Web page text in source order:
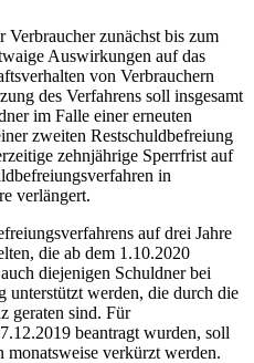
zunächst bis zum
Auswirkungen auf das
von Verbrauchern
des Verfahrens soll insgesamt
im Falle einer erneuten
zweiten Restschuldbefreiung
zehnjährige Sperrfrist auf
in
verlängert.
auf drei Jahre
die ab dem 1.10.2020
diejenigen Schuldner bei
unterstützt werden, die durch die
geraten sind. Für
beantragt wurden, soll
monatsweise verkürzt werden.